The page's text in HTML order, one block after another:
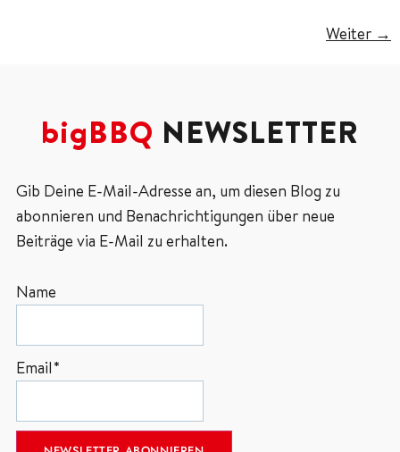
Weiter →
bigBBQ NEWSLETTER
Gib Deine E-Mail-Adresse an, um diesen Blog zu
abonnieren und Benachrichtigungen über neue
Beiträge via E-Mail zu erhalten.
Name
Email*